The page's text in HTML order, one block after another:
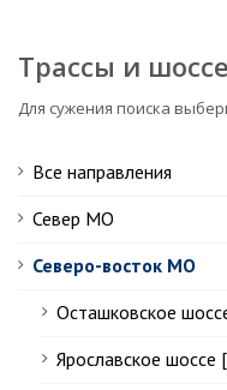
Трассы и шоссе
Для сужения поиска
Все направления
Север МО
Северо-восток МО
Осташковское
Ярославское